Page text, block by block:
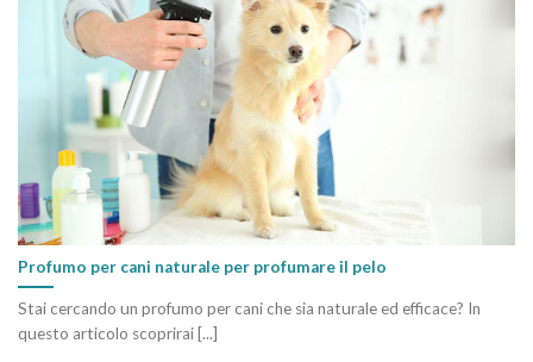
Profumo per cani naturale per profumare il pelo
Stai cercando un profumo per cani che sia naturale ed efficace? In
questo articolo scoprirai [...]